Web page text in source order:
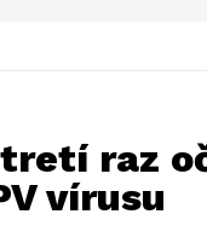
tretí raz
vírusu